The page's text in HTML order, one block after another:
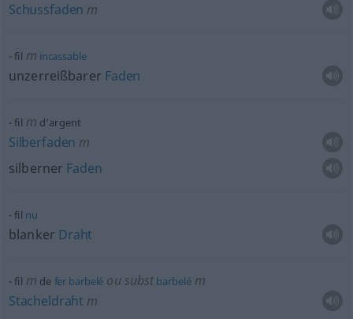
Schussfaden m
fil m incassable
unzerreißbarer Faden
fil m d’argent
Silberfaden m
silberner Faden
fil nu
blanker Draht
fil m de fer barbelé ousubstbarbelém
Stacheldraht m